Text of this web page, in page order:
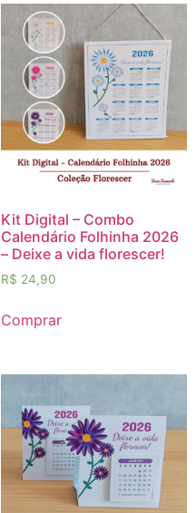
Kit Digital – Combo
Calendário Folhinha 2026
– Deixe a vida florescer!
R$ 24,90
Comprar